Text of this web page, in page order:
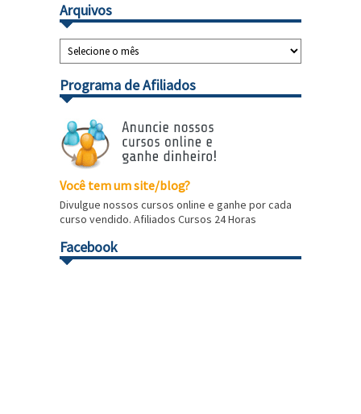
Arquivos
Programa de Afiliados
Você tem um site/blog?
Divulgue nossos cursos online e ganhe por cada
curso vendido. Afiliados Cursos 24 Horas
Facebook